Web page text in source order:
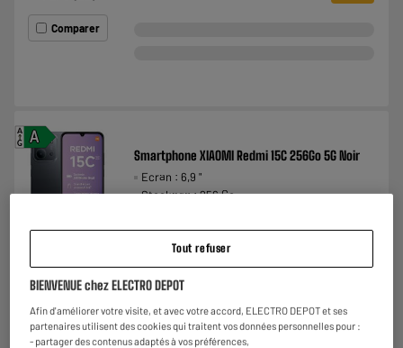
Comparer
A
A
G
3.5/5(74)
Smartphone XIAOMI Redmi 15C 256Go 5G Noir
Ecran : 6,9 "
Stockage : 256 Go
158€
Payer enplusieurs fois
Tout refuser
BIENVENUE chez ELECTRO DEPOT
Afin d'améliorer votre visite, et avec votre accord, ELECTRO DEPOT et ses
partenaires utilisent des cookies qui traitent vos données personnelles pour :
- partager des contenus adaptés à vos préférences,